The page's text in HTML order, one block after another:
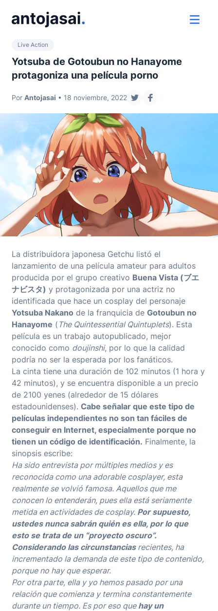
ver
Live Action
Yotsuba de Gotoubun no Hanayome
protagoniza una película porno
Por Antojasai • 18 noviembre, 2022
compartir en twitter
compartir en
La distribuidora japonesa Getchu listó el
lanzamiento de una película amateur para adultos
producida por el grupo creativo Buena Vista (ブエ
ナビスタ) y protagonizada por una actriz no
identificada que hace un cosplay del personaje
Yotsuba Nakano de la franquicia de Gotoubun no
Hanayome ( The Quintessential Quintuplets). Esta
película es un trabajo autopublicado, mejor
conocido como doujinshi, por lo que la calidad
podría no ser la esperada por los fanáticos.
La cinta tiene una duración de 102 minutos (1 hora y
42 minutos), y se encuentra disponible a un precio
de 2100 yenes (alrededor de 15 dólares
estadounidenses). Cabe señalar que este tipo de
películas independientes no son tan fáciles de
conseguir en Internet, especialmente porque no
tienen un código de identificación. Finalmente, la
sinopsis escribe:
Ha sido entrevista por múltiples medios y es
reconocida como una adorable cosplayer, esta
realmente se volvió famosa. Aquellos que me
conocen lo entenderán, pues ella está seriamente
metida en actividades de cosplay. Por supuesto,
ustedes nunca sabrán quién es ella, por lo que
esto se trata de un “proyecto oscuro”.
Considerando las circunstanciasrecientes, ha
incrementado la demanda de este tipo de contenido,
porque no hay que esperar.
Por otra parte, ella y yo hemos pasado por una
relación que comienza y termina constantemente
durante un tiempo. Es por eso que hay un